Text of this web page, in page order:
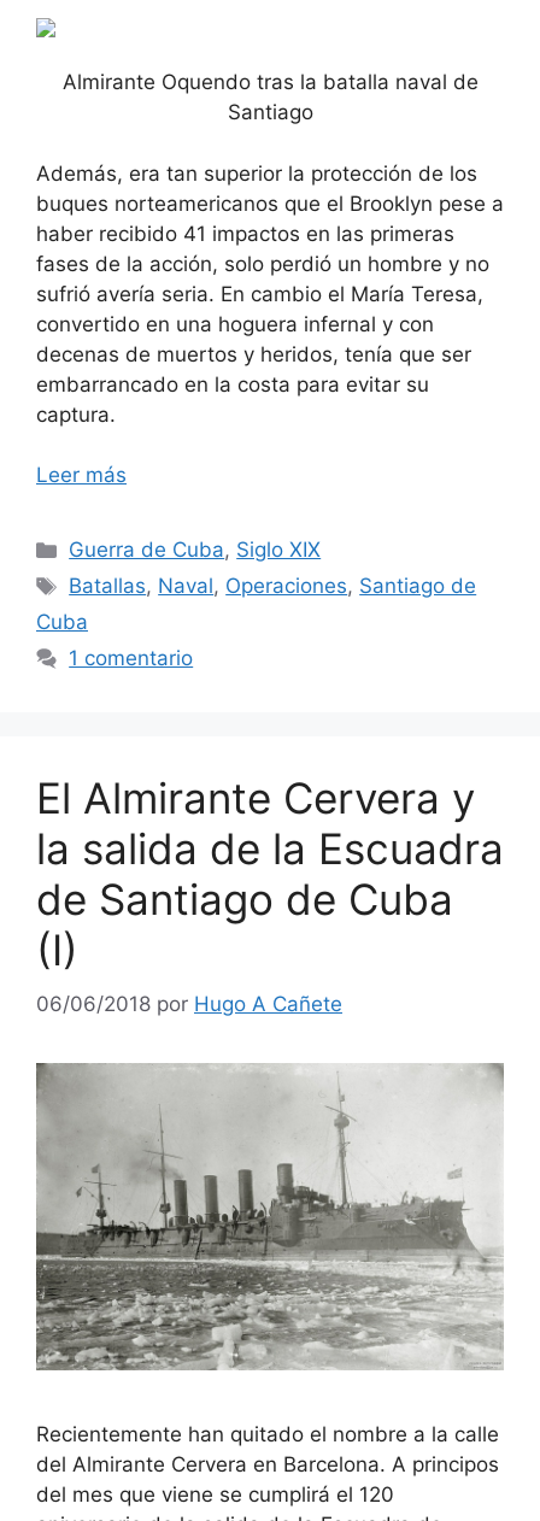
Almirante Oquendo tras la batalla naval de
Santiago
Además, era tan superior la protección de los
buques norteamericanos que el Brooklyn pese a
haber recibido 41 impactos en las primeras
fases de la acción, solo perdió un hombre y no
sufrió avería seria. En cambio el María Teresa,
convertido en una hoguera infernal y con
decenas de muertos y heridos, tenía que ser
embarrancado en la costa para evitar su
captura.
Leer más
Categorías
Guerra de Cuba, Siglo XIX
Etiquetas
Batallas, Naval, Operaciones, Santiago de
Cuba
1 comentario
El Almirante Cervera y
la salida de la Escuadra
de Santiago de Cuba
(I)
06/06/2018 por Hugo A Cañete
Recientemente han quitado el nombre a la calle
del Almirante Cervera en Barcelona. A principos
del mes que viene se cumplirá el 120